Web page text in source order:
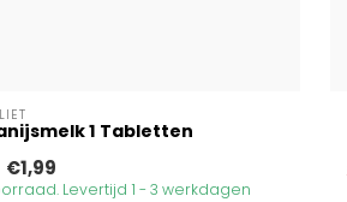
1 Tabletten
€1,99
Levertijd 1 - 3 werkdagen